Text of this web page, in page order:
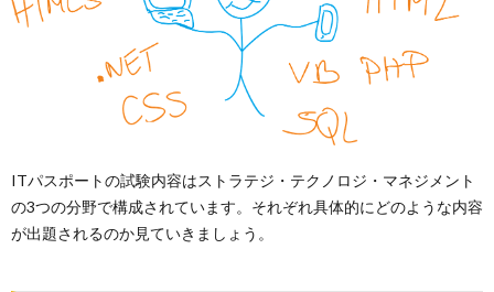
ITパスポートの試験内容はストラテジ・テクノロジ・マネジメント
の3つの分野で構成されています。それぞれ具体的にどのような内容
が出題されるのか見ていきましょう。